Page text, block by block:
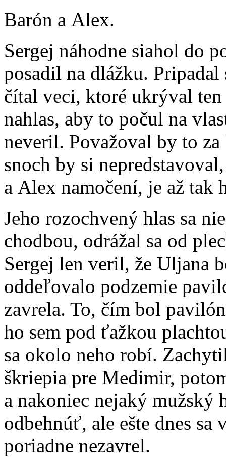
Barón a Alex.
Sergej náhodne siahol do
posadil na dlážku.
čítal veci, ktoré ukrýval
nahlas, aby to počul na
neveril. Považoval by to
snoch by si
a Alex namočení, je až tak
Jeho rozochvený hlas sa
chodbou, odrážal sa od
Sergej len veril, že Uljana
oddeľovalo podzemie
zavrela. To, čím bol
ho sem pod ťažkou
sa okolo neho robí.
škriepia pre Medimir,
a nakoniec nejaký mužský
odbehnúť, ale ešte dnes
poriadne nezavrel.